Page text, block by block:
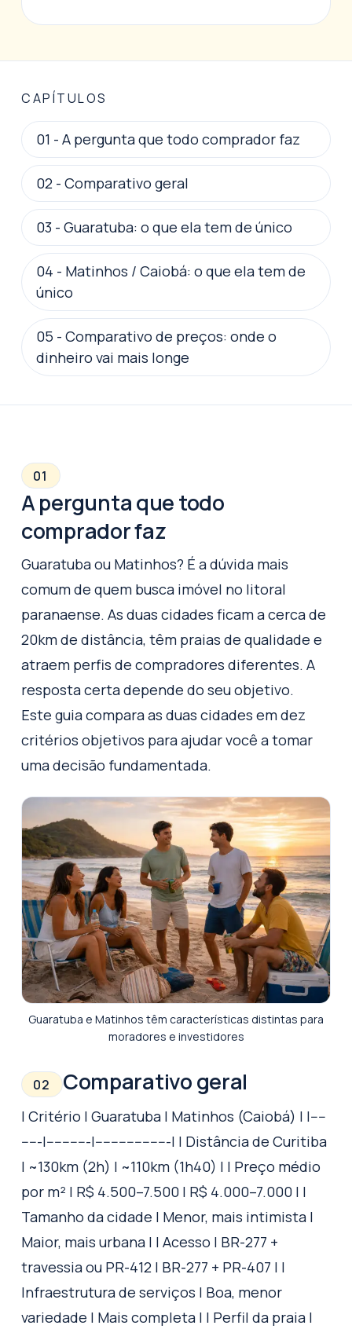
CAPÍTULOS
01 - A pergunta que todo comprador faz
02 - Comparativo geral
03 - Guaratuba: o que ela tem de único
04 - Matinhos / Caiobá: o que ela tem de
único
05 - Comparativo de preços: onde o
dinheiro vai mais longe
01
A pergunta que todo
comprador faz
Guaratuba ou Matinhos? É a dúvida mais
comum de quem busca imóvel no litoral
paranaense. As duas cidades ficam a cerca de
20km de distância, têm praias de qualidade e
atraem perfis de compradores diferentes. A
resposta certa depende do seu objetivo.
Este guia compara as duas cidades em dez
critérios objetivos para ajudar você a tomar
uma decisão fundamentada.
Guaratuba e Matinhos têm características distintas para
moradores e investidores
02 Comparativo geral
| Critério | Guaratuba | Matinhos (Caiobá) | |----
-----|-----------|-------------------| | Distância de Curitiba
| ~130km (2h) | ~110km (1h40) | | Preço médio
por m² | R$ 4.500–7.500 | R$ 4.000–7.000 | |
Tamanho da cidade | Menor, mais intimista |
Maior, mais urbana | | Acesso | BR-277 +
travessia ou PR-412 | BR-277 + PR-407 | |
Infraestrutura de serviços | Boa, menor
variedade | Mais completa | | Perfil da praia |